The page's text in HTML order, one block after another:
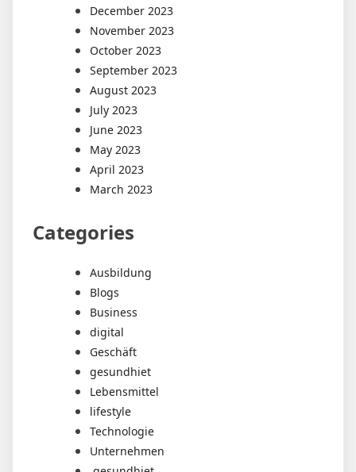
December 2023
November 2023
October 2023
September 2023
August 2023
July 2023
June 2023
May 2023
April 2023
March 2023
Categories
Ausbildung
Blogs
Business
digital
Geschäft
gesundhiet
Lebensmittel
lifestyle
Technologie
Unternehmen